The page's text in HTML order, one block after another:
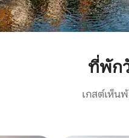
ที่พัก
เกสต์เห็น